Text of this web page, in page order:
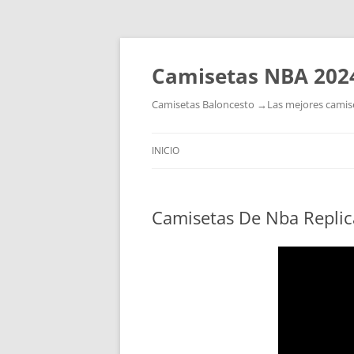
Camisetas NBA
Camisetas Baloncesto →Las mejores
INICIO
Camisetas De Nba